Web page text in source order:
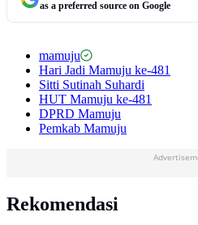
as a preferred source on Google
mamuju
Hari Jadi Mamuju ke-481
Sitti Sutinah Suhardi
HUT Mamuju ke-481
DPRD Mamuju
Pemkab Mamuju
Rekomendasi